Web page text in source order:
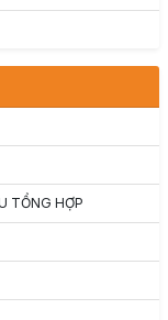
TỔNG HỢP